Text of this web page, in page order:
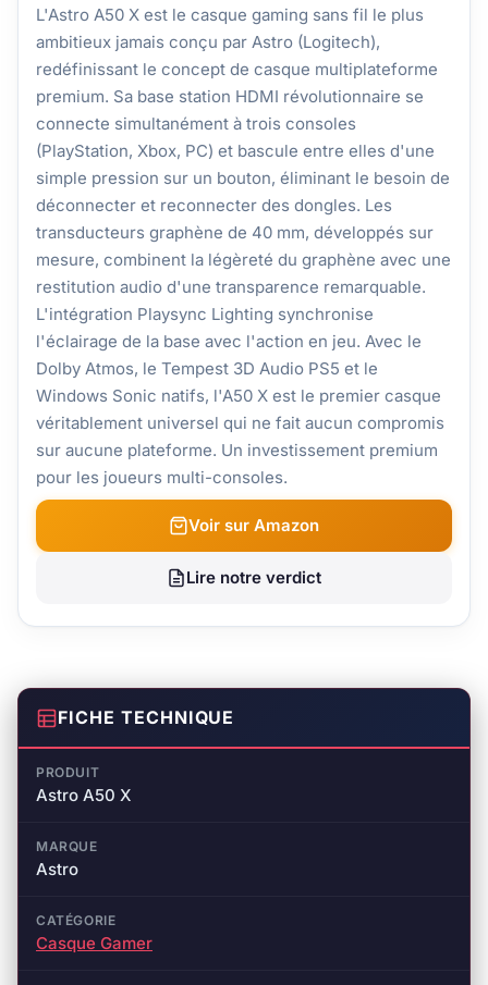
L'Astro A50 X est le casque gaming sans fil le plus
ambitieux jamais conçu par Astro (Logitech),
redéfinissant le concept de casque multiplateforme
premium. Sa base station HDMI révolutionnaire se
connecte simultanément à trois consoles
(PlayStation, Xbox, PC) et bascule entre elles d'une
simple pression sur un bouton, éliminant le besoin de
déconnecter et reconnecter des dongles. Les
transducteurs graphène de 40 mm, développés sur
mesure, combinent la légèreté du graphène avec une
restitution audio d'une transparence remarquable.
L'intégration Playsync Lighting synchronise
l'éclairage de la base avec l'action en jeu. Avec le
Dolby Atmos, le Tempest 3D Audio PS5 et le
Windows Sonic natifs, l'A50 X est le premier casque
véritablement universel qui ne fait aucun compromis
sur aucune plateforme. Un investissement premium
pour les joueurs multi-consoles.
Voir sur Amazon
Lire notre verdict
FICHE TECHNIQUE
PRODUIT
Astro A50 X
MARQUE
Astro
CATÉGORIE
Casque Gamer